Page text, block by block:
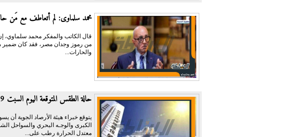
محمد سلماوى: لم أتعاطف مع مَن
قال الكاتب والمفكر محمد سلماوي،
من رموز وجدان مصر، فقد كان ضمير
والحارات...
حالة الطقس المتوقعة اليوم السبت 19 أغسطس 2023
يتوقع خبراء هيئة الأرصاد الجوية
الكبرى والوجـه البحري والسواحل
معتدل الحرارة رطب على...